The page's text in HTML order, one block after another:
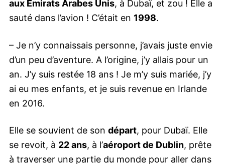
aux Emirats Arabes Unis, à Dubaï, et zou ! Elle a
sauté dans l’avion ! C’était en 1998.
– Je n’y connaissais personne, j’avais juste envie
d’un peu d’aventure. A l’origine, j’y allais pour un
an. J’y suis restée 18 ans ! Je m’y suis mariée, j’y
ai eu mes enfants, et je suis revenue en Irlande
en 2016.
Elle se souvient de son départ, pour Dubaï. Elle
se revoit, à 22 ans, à l’aéroport de Dublin, prête
à traverser une partie du monde pour aller dans